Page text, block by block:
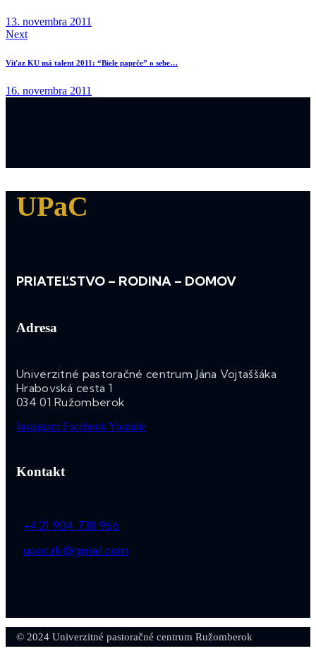
13. novembra 2011
Next
Víťaz KU má talent 2011: “Biele paprče” o sebe…
16. novembra 2011
UPaC
PRIATEĽSTVO – RODINA – DOMOV
Adresa
Univerzitné pastoračné centrum Jána Vojtaššáka
Hrabovská cesta 1
034 01 Ružomberok
Instagram FacebookYoutube
Kontakt
+421 904 738 966
upac.rk@gmail.com
© 2024 Univerzitné pastoračné centrum Ružomberok